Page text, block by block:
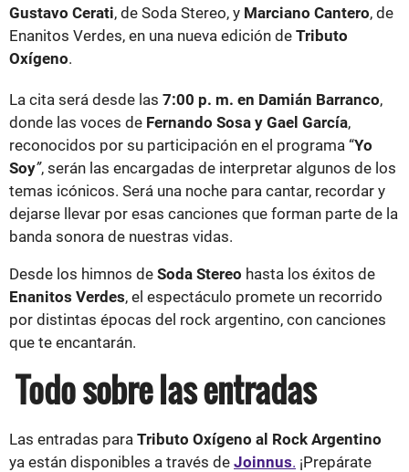
Gustavo Cerati, de Soda Stereo, y Marciano Cantero, de
Enanitos Verdes, en una nueva edición de Tributo
Oxígeno.
La cita será desde las 7:00 p. m. en Damián Barranco,
donde las voces de Fernando Sosa y Gael García,
reconocidos por su participación en el programa “Yo
Soy”, serán las encargadas de interpretar algunos de los
temas icónicos. Será una noche para cantar, recordar y
dejarse llevar por esas canciones que forman parte de la
banda sonora de nuestras vidas.
Desde los himnos de Soda Stereo hasta los éxitos de
Enanitos Verdes, el espectáculo promete un recorrido
por distintas épocas del rock argentino, con canciones
que te encantarán.
Todo sobre las entradas
Las entradas para Tributo Oxígeno al Rock Argentino
ya están disponibles a través de Joinnus. ¡Prepárate